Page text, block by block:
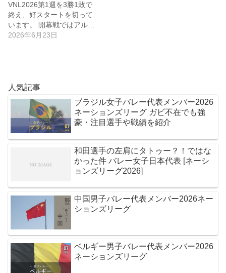
VNL2026第1週を3勝1敗で
終え、好スタートを切って
います。 開幕戦ではアル…
2026年6月23日
人気記事
ブラジル女子バレー代表メンバー2026
ネーションズリーグ ガビ不在でも強
豪・注目選手や戦績を紹介
和田選手の左肩にタトゥー？！ではな
かった件 バレー女子日本代表 [ネーシ
ョンズリーグ2026]
中国男子バレー代表メンバー2026ネー
ションズリーグ
ベルギー男子バレー代表メンバー2026
ネーションズリーグ